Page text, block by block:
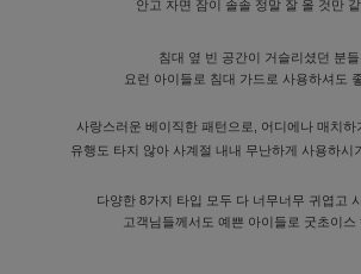
안고 자면 잠이 솔솔 정말 잘 올 것만
침대 옆 빈 공간이 거슬리셨던 분들
요런 아이들로 침대 가드로 사용하셔도
사랑스러운 베이직한 패턴으로, 어디에나 매치하
유행도 타지 않아 사계절 내내 무난하게 사용하시
다양한 8가지 타입 모두 다 너무너무 귀엽고
고객님들께서도 예쁜 아이들로 굿초이스